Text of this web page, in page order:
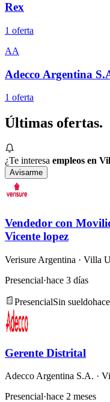
Rex
1 oferta
AA
Adecco Argentina
1 oferta
Últimas ofertas.
¿Te interesa empleos en
Avisarme
Vendedor con
Vicente lopez
Verisure Argentina · Villa
Presencial·hace 3 días
PresencialSin sueldo
Gerente Distrital
Adecco Argentina S.A. ·
Presencial·hace 2 meses